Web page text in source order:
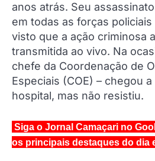
anos atrás. Seu
em todas as forças
visto que a ação criminosa
transmitida ao vivo. Na
chefe da Coordenação de
Especiais (COE) – chegou
hospital, mas não resistiu.
Siga o Jornal Camaçari no
os principais destaques do dia